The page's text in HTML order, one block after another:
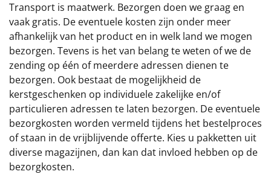
Transport is maatwerk. Bezorgen doen we graag en
vaak gratis. De eventuele kosten zijn onder meer
afhankelijk van het product en in welk land we mogen
bezorgen. Tevens is het van belang te weten of we de
zending op één of meerdere adressen dienen te
bezorgen. Ook bestaat de mogelijkheid de
kerstgeschenken op individuele zakelijke en/of
particulieren adressen te laten bezorgen. De eventuele
bezorgkosten worden vermeld tijdens het bestelproces
of staan in de vrijblijvende offerte. Kies u pakketten uit
diverse magazijnen, dan kan dat invloed hebben op de
bezorgkosten.